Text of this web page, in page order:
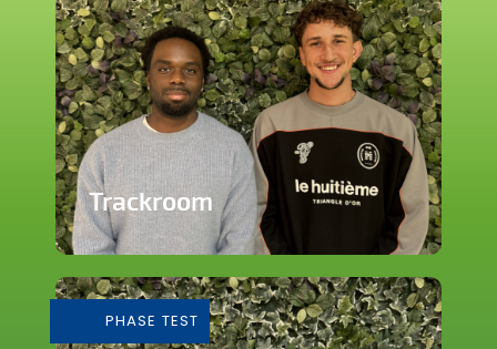
Trackroom
immersive
En savoir plus
PHASE TEST